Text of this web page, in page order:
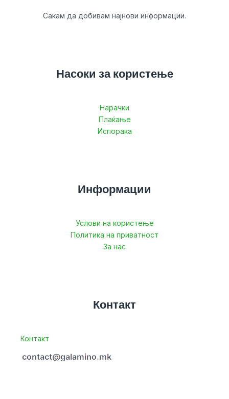
Сакам да добивам најнови информации.
Насоки за користење
Нарачки
Плаќање
Испорака
Информации
Услови на користење
Политика на приватност
За нас
Контакт
Контакт